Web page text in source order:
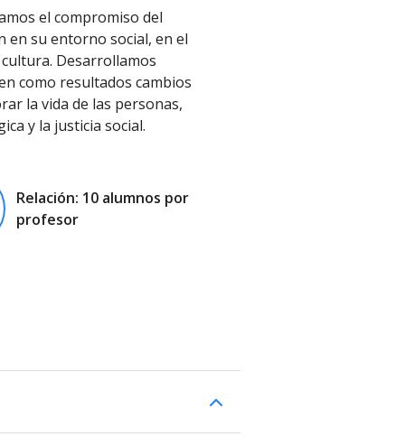
el compromiso del
en su entorno social, en el
Desarrollamos
como resultados cambios
la vida de las personas,
y la justicia social.
Relación: 10 alumnos por
profesor